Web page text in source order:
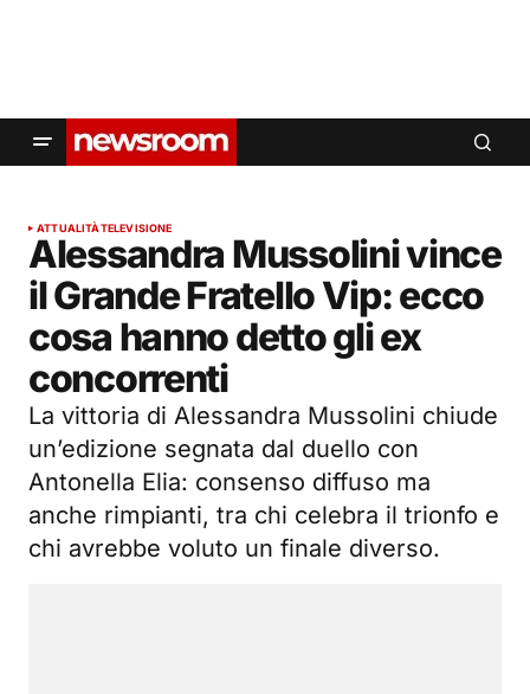
ATTUALITÀTELEVISIONE
Alessandra Mussolini vince
il Grande Fratello Vip: ecco
cosa hanno detto gli ex
concorrenti
La vittoria di Alessandra Mussolini chiude
un’edizione segnata dal duello con
Antonella Elia: consenso diffuso ma
anche rimpianti, tra chi celebra il trionfo e
chi avrebbe voluto un finale diverso.